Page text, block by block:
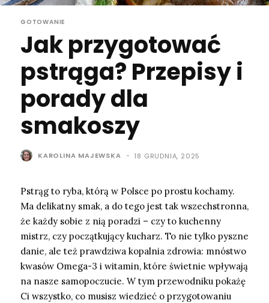
GOTOWANIE
Jak przygotować
pstrąga? Przepisy i
porady dla
smakoszy
KAROLINA MAJEWSKA - 18 GRUDNIA, 2025
Pstrąg to ryba, którą w Polsce po prostu kochamy.
Ma delikatny smak, a do tego jest tak wszechstronna,
że każdy sobie z nią poradzi – czy to kuchenny
mistrz, czy początkujący kucharz. To nie tylko pyszne
danie, ale też prawdziwa kopalnia zdrowia: mnóstwo
kwasów Omega-3 i witamin, które świetnie wpływają
na nasze samopoczucie. W tym przewodniku pokażę
Ci wszystko, co musisz wiedzieć o przygotowaniu